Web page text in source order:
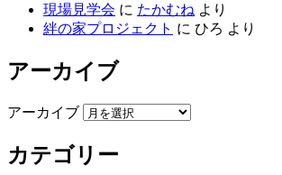
現場見学会 に たかむね より
絆の家プロジェクト に ひろ より
アーカイブ
アーカイブ
カテゴリー